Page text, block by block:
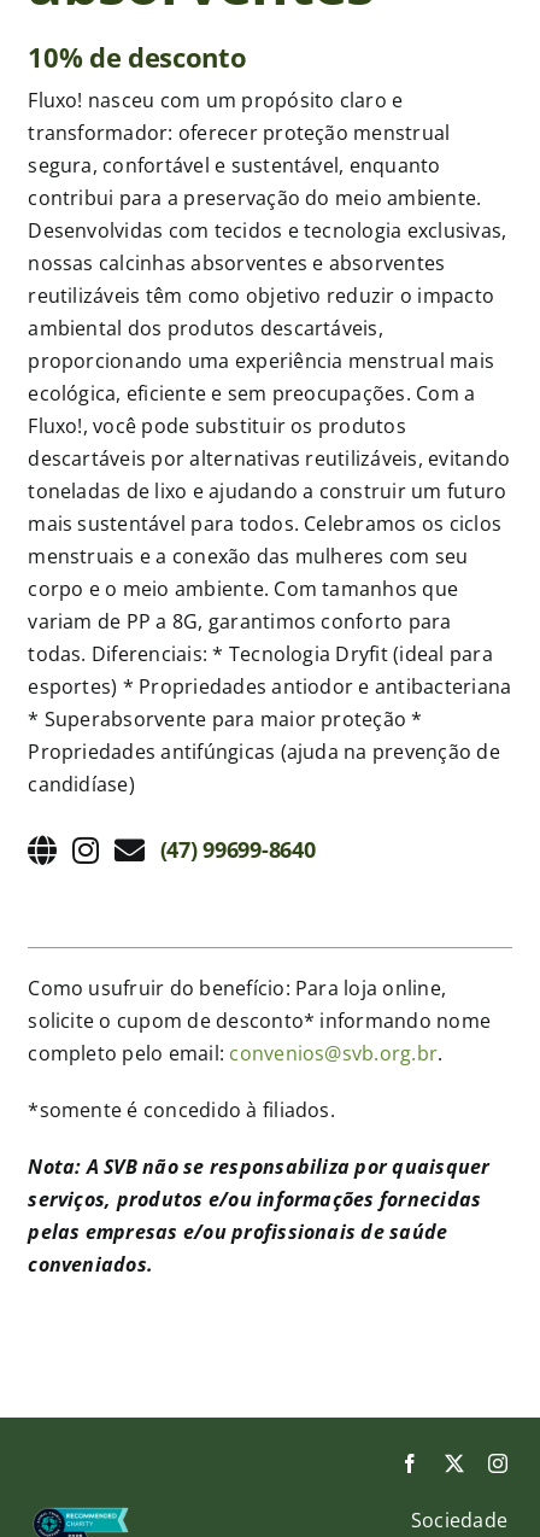
Publicações
Junte-se a nós
Contato
10% de desconto
Fluxo! nasceu com um propósito claro e
transformador: oferecer proteção menstrual
segura, confortável e sustentável, enquanto
contribui para a preservação do meio ambiente.
Desenvolvidas com tecidos e tecnologia exclusivas,
nossas calcinhas absorventes e absorventes
reutilizáveis têm como objetivo reduzir o impacto
ambiental dos produtos descartáveis,
proporcionando uma experiência menstrual mais
ecológica, eficiente e sem preocupações. Com a
Fluxo!, você pode substituir os produtos
descartáveis por alternativas reutilizáveis, evitando
toneladas de lixo e ajudando a construir um futuro
mais sustentável para todos. Celebramos os ciclos
menstruais e a conexão das mulheres com seu
corpo e o meio ambiente. Com tamanhos que
variam de PP a 8G, garantimos conforto para
todas. Diferenciais: * Tecnologia Dryfit (ideal para
esportes) * Propriedades antiodor e antibacteriana
* Superabsorvente para maior proteção *
Propriedades antifúngicas (ajuda na prevenção de
candidíase)
(47) 99699-8640
Como usufruir do benefício: Para loja online,
solicite o cupom de desconto* informando nome
completo pelo email: convenios@svb.org.br.
*somente é concedido à filiados.
Nota: A SVB não se responsabiliza por quaisquer
serviços, produtos e/ou informações fornecidas
pelas empresas e/ou profissionais de saúde
conveniados.
Sociedade